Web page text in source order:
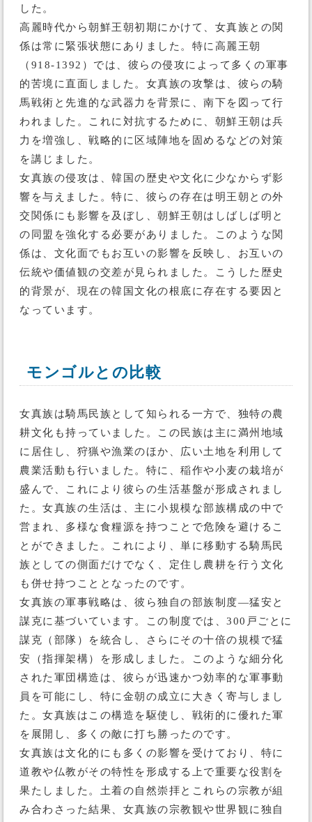
した。
高麗時代から朝鮮王朝初期にかけて、女真族との関
係は常に緊張状態にありました。特に高麗王朝
（918-1392）では、彼らの侵攻によって多くの軍事
的苦境に直面しました。女真族の攻撃は、彼らの騎
馬戦術と先進的な武器力を背景に、南下を図って行
われました。これに対抗するために、朝鮮王朝は兵
力を増強し、戦略的に区域陣地を固めるなどの対策
を講じました。
女真族の侵攻は、韓国の歴史や文化に少なからず影
響を与えました。特に、彼らの存在は明王朝との外
交関係にも影響を及ぼし、朝鮮王朝はしばしば明と
の同盟を強化する必要がありました。このような関
係は、文化面でもお互いの影響を反映し、お互いの
伝統や価値観の交差が見られました。こうした歴史
的背景が、現在の韓国文化の根底に存在する要因と
なっています。
モンゴルとの比較
女真族は騎馬民族として知られる一方で、独特の農
耕文化も持っていました。この民族は主に満州地域
に居住し、狩猟や漁業のほか、広い土地を利用して
農業活動も行いました。特に、稲作や小麦の栽培が
盛んで、これにより彼らの生活基盤が形成されまし
た。女真族の生活は、主に小規模な部族構成の中で
営まれ、多様な食糧源を持つことで危険を避けるこ
とができました。これにより、単に移動する騎馬民
族としての側面だけでなく、定住し農耕を行う文化
も併せ持つこととなったのです。
女真族の軍事戦略は、彼ら独自の部族制度—猛安と
謀克に基づいています。この制度では、300戸ごとに
謀克（部隊）を統合し、さらにその十倍の規模で猛
安（指揮架構）を形成しました。このような細分化
された軍団構造は、彼らが迅速かつ効率的な軍事動
員を可能にし、特に金朝の成立に大きく寄与しまし
た。女真族はこの構造を駆使し、戦術的に優れた軍
を展開し、多くの敵に打ち勝ったのです。
女真族は文化的にも多くの影響を受けており、特に
道教や仏教がその特性を形成する上で重要な役割を
果たしました。土着の自然崇拝とこれらの宗教が組
み合わさった結果、女真族の宗教観や世界観に独自